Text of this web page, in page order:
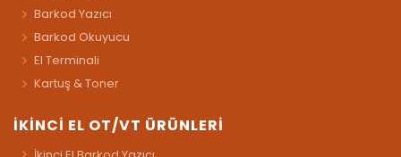
Barkod Yazıcı
Barkod Okuyucu
El Terminali
Kartuş & Toner
İKİNCİ EL OT/VT ÜRÜNLERİ